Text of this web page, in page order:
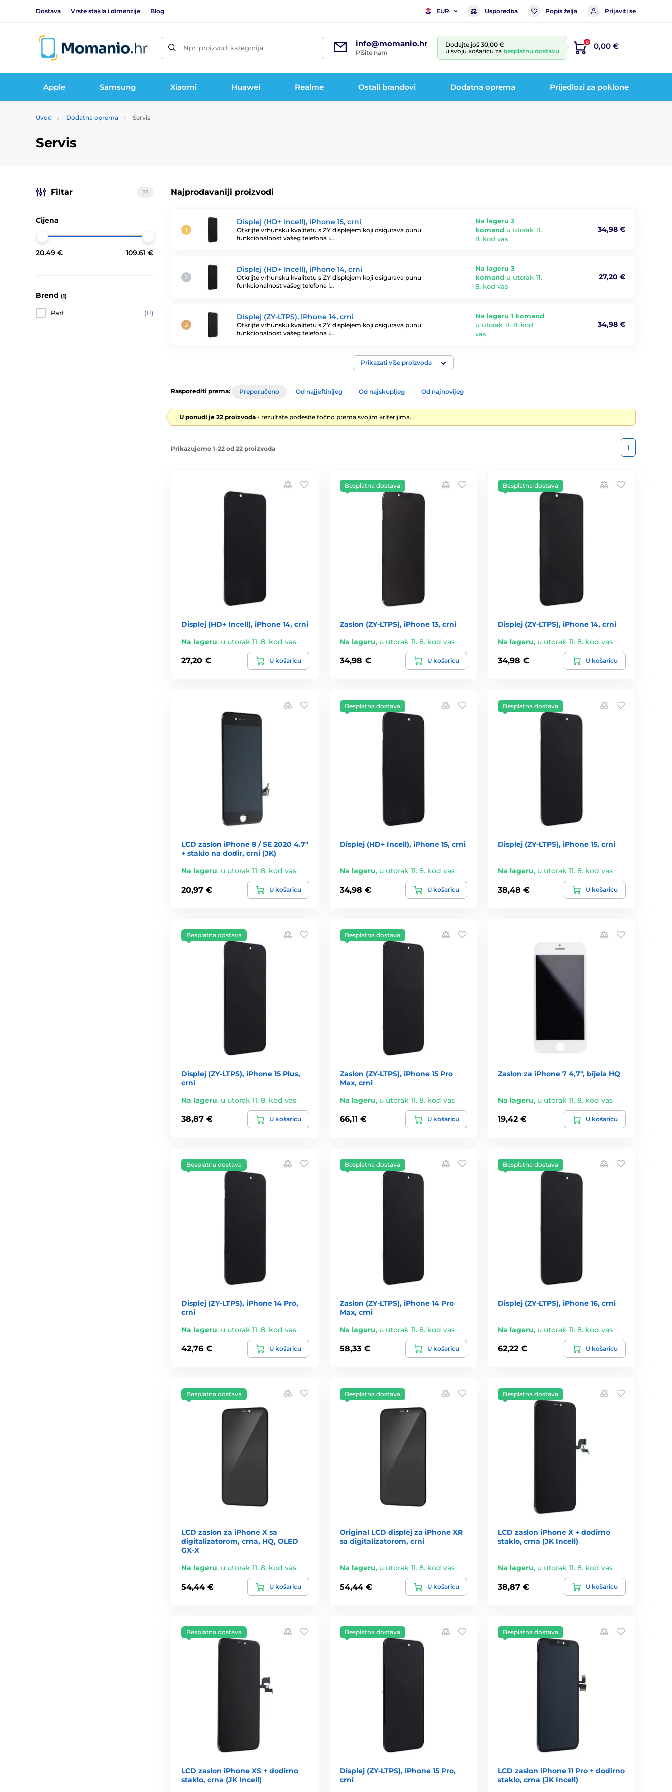
Dostava Vrste stakla i dimenzije Blog EUR Usporedba Popis želja Prijaviti se
Npr. proizvod, kategorija info@momanio.hr
Pišite nam
Dodajte još 30,00 €
u svoju košaricu za besplatnu dostavu
0 0,00 €
Apple Samsung Xiaomi Huawei Realme Ostali brandovi Dodatna oprema Prijedlozi za poklone
Uvod Dodatna oprema Servis
Servis
Najprodavaniji proizvodi
Displej (HD+ Incell), iPhone 15, crni
Otkrijte vrhunsku kvalitetu s ZY displejem koji osigurava punu
funkcionalnost vašeg telefona i…
Na lageru 3
komand u utorak 11.
8. kod vas
34,98 €
Displej (HD+ Incell), iPhone 14, crni
Otkrijte vrhunsku kvalitetu s ZY displejem koji osigurava punu
funkcionalnost vašeg telefona i…
Na lageru 3
komand u utorak 11.
8. kod vas
27,20 €
Displej (ZY-LTPS), iPhone 14, crni
Otkrijte vrhunsku kvalitetu s ZY displejem koji osigurava punu
funkcionalnost vašeg telefona i…
Na lageru 1 komand
u utorak 11. 8. kod
vas
34,98 €
Prikazati više proizvoda
Filtar 22
Cijena
20.49 € 109.61 €
Brend (1)
Part (11)
Rasporediti prema: Preporučeno Od najjeftinijeg Od najskupljeg Od najnovijeg
U ponudi je 22 proizvoda - rezultate podesite točno prema svojim kriterijima.
Prikazujemo 1-22 od 22 proizvoda 1
Displej (HD+ Incell), iPhone 14, crni
Na lageru, u utorak 11. 8. kod vas
27,20 € U košaricu
Besplatna dostava
Zaslon (ZY-LTPS), iPhone 13, crni
Na lageru, u utorak 11. 8. kod vas
34,98 € U košaricu
Besplatna dostava
Displej (ZY-LTPS), iPhone 14, crni
Na lageru, u utorak 11. 8. kod vas
34,98 € U košaricu
LCD zaslon iPhone 8 / SE 2020 4.7"
+ staklo na dodir, crni (JK)
Na lageru, u utorak 11. 8. kod vas
20,97 € U košaricu
Besplatna dostava
Displej (HD+ Incell), iPhone 15, crni
Na lageru, u utorak 11. 8. kod vas
34,98 € U košaricu
Besplatna dostava
Displej (ZY-LTPS), iPhone 15, crni
Na lageru, u utorak 11. 8. kod vas
38,48 € U košaricu
Besplatna dostava
Displej (ZY-LTPS), iPhone 15 Plus,
crni
Na lageru, u utorak 11. 8. kod vas
38,87 € U košaricu
Besplatna dostava
Zaslon (ZY-LTPS), iPhone 15 Pro
Max, crni
Na lageru, u utorak 11. 8. kod vas
66,11 € U košaricu
Zaslon za iPhone 7 4,7", bijela HQ
Na lageru, u utorak 11. 8. kod vas
19,42 € U košaricu
Besplatna dostava
Displej (ZY-LTPS), iPhone 14 Pro,
crni
Na lageru, u utorak 11. 8. kod vas
42,76 € U košaricu
Besplatna dostava
Zaslon (ZY-LTPS), iPhone 14 Pro
Max, crni
Na lageru, u utorak 11. 8. kod vas
58,33 € U košaricu
Besplatna dostava
Displej (ZY-LTPS), iPhone 16, crni
Na lageru, u utorak 11. 8. kod vas
62,22 € U košaricu
Besplatna dostava
LCD zaslon za iPhone X sa
digitalizatorom, crna, HQ, OLED
GX-X
Na lageru, u utorak 11. 8. kod vas
54,44 € U košaricu
Besplatna dostava
Original LCD displej za iPhone XR
sa digitalizatorom, crni
Na lageru, u utorak 11. 8. kod vas
54,44 € U košaricu
Besplatna dostava
LCD zaslon iPhone X + dodirno
staklo, crna (JK Incell)
Na lageru, u utorak 11. 8. kod vas
38,87 € U košaricu
Besplatna dostava
LCD zaslon iPhone XS + dodirno
staklo, crna (JK Incell)
Besplatna dostava
Displej (ZY-LTPS), iPhone 15 Pro,
crni
Besplatna dostava
LCD zaslon iPhone 11 Pro + dodirno
staklo, crna (JK Incell)